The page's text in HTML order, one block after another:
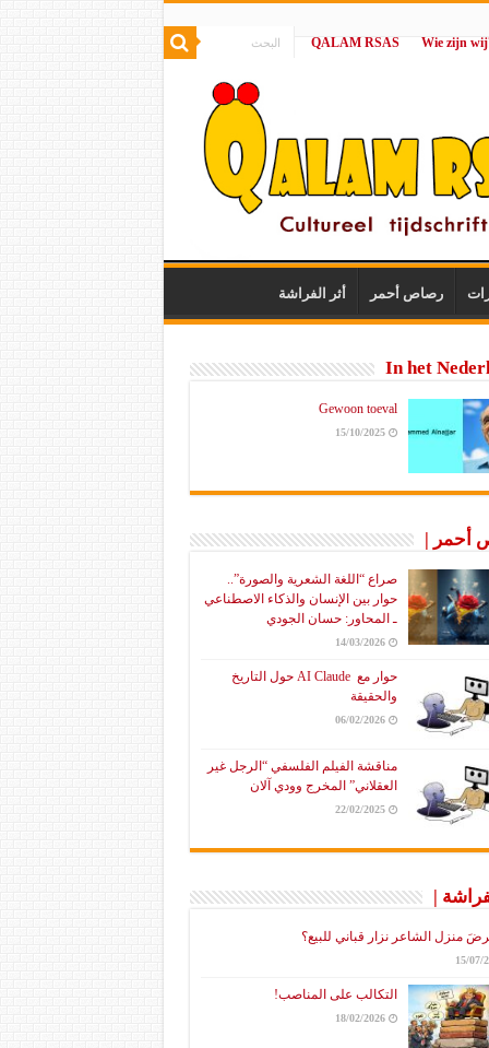
|
QALAM RSAS
رصاص أحمر أثر الفراشة
In het
Gewoon toeval
15/10/2025
أحمر |
صراع “اللغة الشعرية والصورة”..
حوار بين الإنسان والذكاء الاصطناعي
ـ المحاور: حسان الجودي
14/03/2026
حوار مع AI Claude حول التاريخ
والحقيقة
06/02/2026
مناقشة الفيلم الفلسفي “الرجل غير
العقلاني” المخرج وودي آلان
22/02/2025
|
منزل الشاعر نزار قباني للبيع؟
15/07/
التكالب على المناصب!
18/02/2026